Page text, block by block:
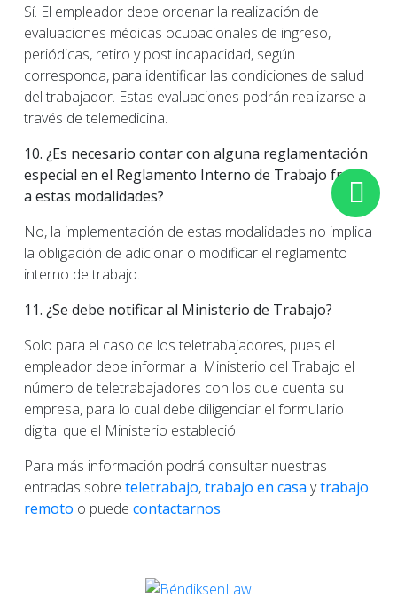
Sí. El empleador debe ordenar la realización de
evaluaciones médicas ocupacionales de ingreso,
periódicas, retiro y post incapacidad, según
corresponda, para identificar las condiciones de salud
del trabajador. Estas evaluaciones podrán realizarse a
través de telemedicina.
10. ¿Es necesario contar con alguna reglamentación
especial en el Reglamento Interno de Trabajo frente
a estas modalidades?
No, la implementación de estas modalidades no implica
la obligación de adicionar o modificar el reglamento
interno de trabajo.
11. ¿Se debe notificar al Ministerio de Trabajo?
Solo para el caso de los teletrabajadores, pues el
empleador debe informar al Ministerio del Trabajo el
número de teletrabajadores con los que cuenta su
empresa, para lo cual debe diligenciar el formulario
digital que el Ministerio estableció.
Para más información podrá consultar nuestras
entradas sobre teletrabajo,trabajo en casa ytrabajo
remoto o puede contactarnos.